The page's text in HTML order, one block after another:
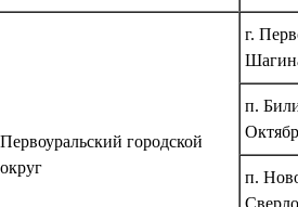
Первоуральский городской
округ
г.
п.
п.